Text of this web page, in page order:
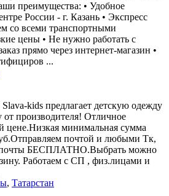
преимущества: • Удобное
России - г. Казань • Экспресс
со всеми транспортными
цены • Не нужно работать с
прямо через интернет-магазин •
...
kids предлагает детскую одежду
производителя! Отличное
цене.Низкая минимальная сумма
почтой и любыми Тк,
почты БЕСПЛАТНО.Выбрать можно
Работаем с СП , физ.лицами и
, Татарстан